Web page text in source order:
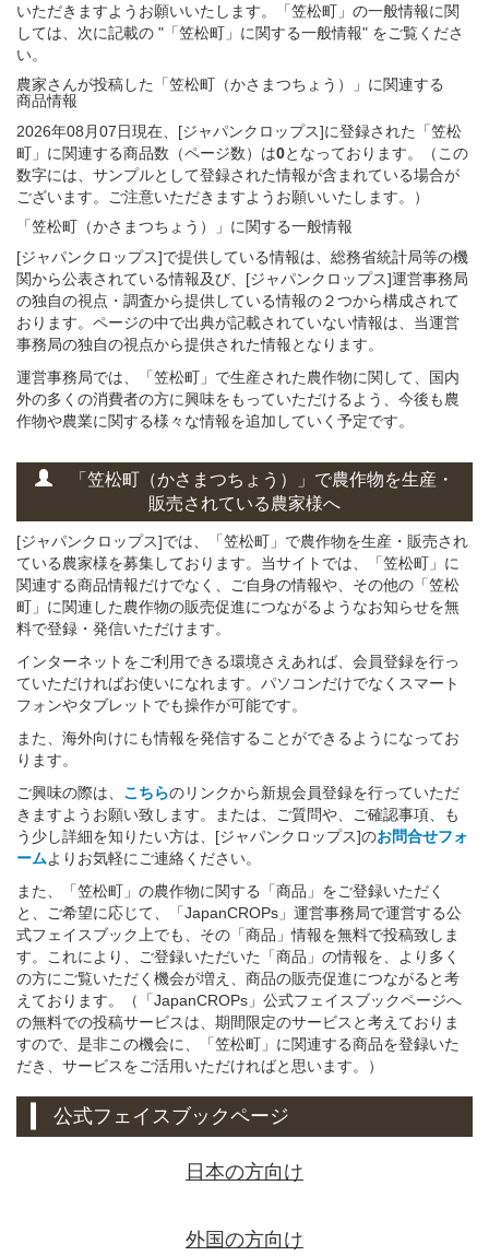
いただきますようお願いいたします。「笠松町」の一般情報に関
しては、次に記載の "「笠松町」に関する一般情報" をご覧くださ
い。
農家さんが投稿した「笠松町（かさまつちょう）」 に関連する
商品情報
2026年08月07日現在、[ジャパンクロップス]に登録された「笠松
町」に関連する商品数（ページ数）は0となっております。（この
数字には、サンプルとして登録された情報が含まれている場合が
ございます。ご注意いただきますようお願いいたします。）
「笠松町（かさまつちょう）」 に関する一般情報
[ジャパンクロップス]で提供している情報は、総務省統計局等の機
関から公表されている情報及び、[ジャパンクロップス]運営事務局
の独自の視点・調査から提供している情報の２つから構成されて
おります。ページの中で出典が記載されていない情報は、当運営
事務局の独自の視点から提供された情報となります。
運営事務局では、「笠松町」で生産された農作物に関して、国内
外の多くの消費者の方に興味をもっていただけるよう、今後も農
作物や農業に関する様々な情報を追加していく予定です。
「笠松町（かさまつちょう）」 で農作物を生産・
販売されている農家様へ
[ジャパンクロップス]では、「笠松町」で農作物を生産・販売され
ている農家様を募集しております。当サイトでは、「笠松町」に
関連する商品情報だけでなく、ご自身の情報や、その他の「笠松
町」に関連した農作物の販売促進につながるようなお知らせを無
料で登録・発信いただけます。
インターネットをご利用できる環境さえあれば、会員登録を行っ
ていただければお使いになれます。パソコンだけでなくスマート
フォンやタブレットでも操作が可能です。
また、海外向けにも情報を発信することができるようになってお
ります。
ご興味の際は、 こちらのリンクから新規会員登録を行っていただ
きますようお願い致します。または、ご質問や、ご確認事項、も
う少し詳細を知りたい方は、[ジャパンクロップス]のお問合せフォ
ームよりお気軽にご連絡ください。
また、「笠松町」の農作物に関する「商品」をご登録いただく
と、ご希望に応じて、「JapanCROPs」運営事務局で運営する公
式フェイスブック上でも、その「商品」情報を無料で投稿致しま
す。これにより、ご登録いただいた「商品」の情報を、より多く
の方にご覧いただく機会が増え、商品の販売促進につながると考
えております。（「JapanCROPs」公式フェイスブックページへ
の無料での投稿サービスは、期間限定のサービスと考えておりま
すので、是非この機会に、「笠松町」に関連する商品を登録いた
だき、サービスをご活用いただければと思います。）
公式フェイスブックページ
日本の方向け
外国の方向け